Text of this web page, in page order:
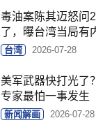
毒油案陈其迈怒问
了，曝台湾当局有
台湾 2026-07-28
美军武器快打光了
专家最怕一事发生
新闻解画 2026-07-28